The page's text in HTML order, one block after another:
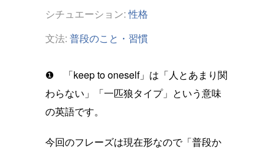
シチュエーション:性格
文法: 普段のこと・習慣
❶ 「keep to oneself」は「人とあまり関
わらない」「一匹狼タイプ」という意味
の英語です。
今回のフレーズは現在形なので「普段か